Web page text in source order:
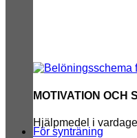
MOTIVATION OCH
Hjälpmedel i
För synträning